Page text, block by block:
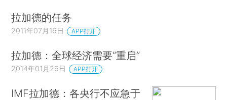
拉加德的任务
2011年07月16日 APP打开
拉加德：全球经济需要“重启”
2014年01月26日 APP打开
IMF拉加德：各央行不应急于